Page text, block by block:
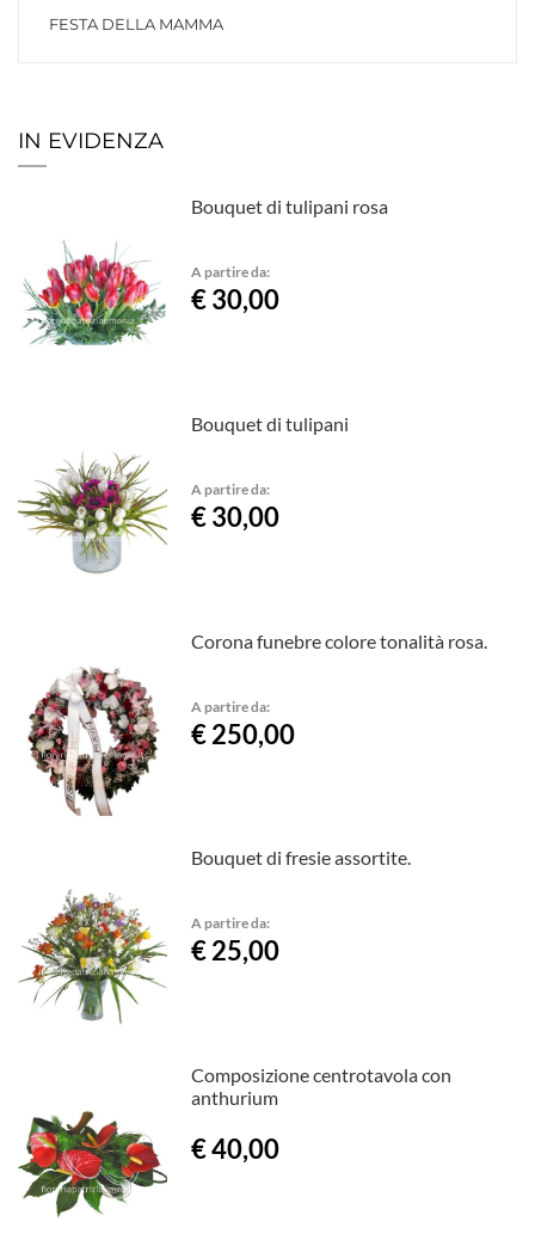
FESTA DELLA MAMMA
IN EVIDENZA
Bouquet di tulipani rosa
A partire da:
€ 30,00
Bouquet di tulipani
A partire da:
€ 30,00
Corona funebre colore tonalità rosa.
A partire da:
€ 250,00
Bouquet di fresie assortite.
A partire da:
€ 25,00
Composizione centrotavola con
anthurium
€ 40,00